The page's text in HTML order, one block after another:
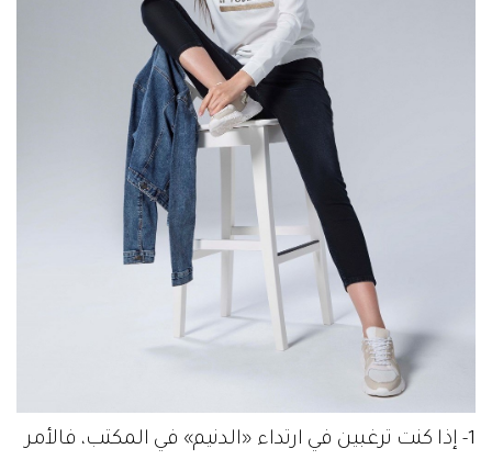
1- إذا كنت ترغبين في ارتداء «الدنيم» في المكتب، فالأمر